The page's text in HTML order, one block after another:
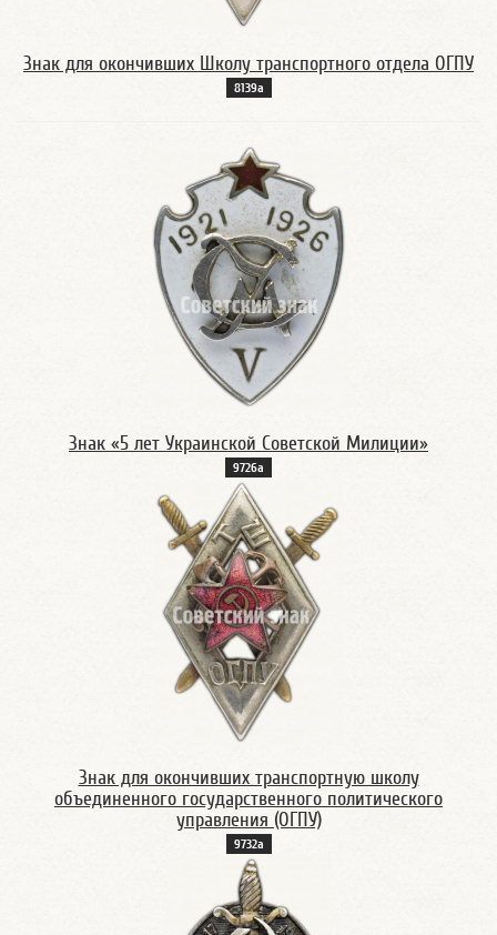
Знак для окончивших Школу транспортного отдела ОГПУ
8139а
Знак «5 лет Украинской Советской Милиции»
9726а
Знак для окончивших транспортную школу
объединенного государственного политического
управления (ОГПУ)
9732а